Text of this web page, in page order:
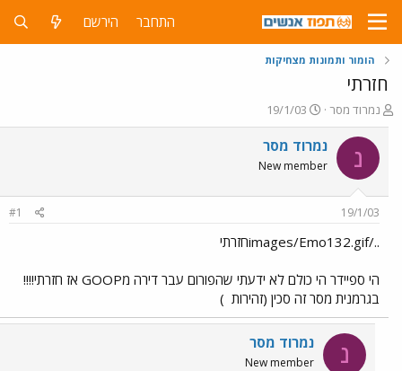
התחבר הירשם
הומור ותמונות מצחיקות
חזרתי
פ
ו
ת
ח
ה
ש
נמרוד מסר
פ
ו
ר
ם
ר
19/1/03
נ נמרוד מסר
New member
19/1/03
#1
../images/Emo132.gifחזרתי
הי ספיידר הי כולם לא ידעתי שהפורום עבר דירה מGOOP אז חזרתי!!!!
בגרמנית מסר זה סכין (זהירות )
נ נמרוד מסר
New member